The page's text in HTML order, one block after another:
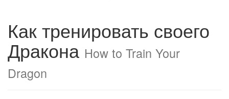
Как тренировать своего
Дракона How to Train Your
Dragon